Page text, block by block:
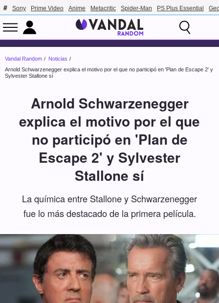
Sony Prime Video Anime Metacritic Spider-Man PS Plus Essential
Vandal Random
Noticias
Arnold Schwarzenegger explica el motivo por el que no participó en 'Plan de Escape 2' y
Sylvester Stallone sí
Arnold Schwarzenegger
explica el motivo por el que
no participó en 'Plan de
Escape 2' y Sylvester
Stallone sí
La química entre Stallone y Schwarzenegger
fue lo más destacado de la primera película.